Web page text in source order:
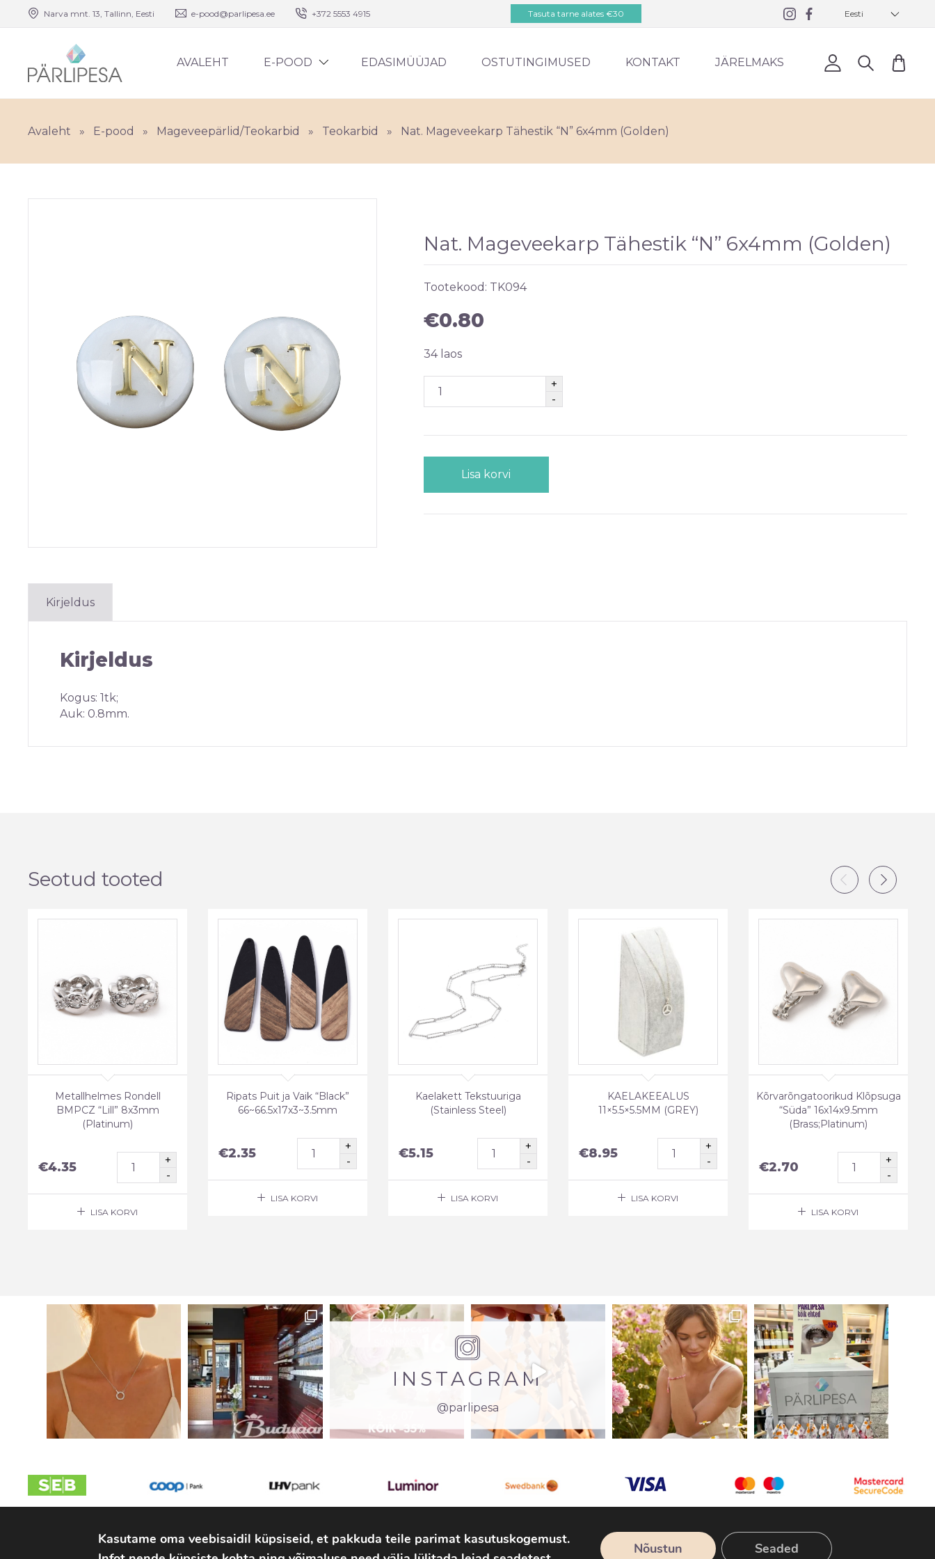
Narva mnt. 13, Tallinn, Eesti e-pood@parlipesa.ee +372 5553 4915 Tasuta tarne alates €30 Eesti
AVALEHT E-POOD EDASIMÜÜJAD OSTUTINGIMUSED KONTAKT JÄRELMAKS
Avaleht » E-pood » Mageveepärlid/Teokarbid » Teokarbid » Nat. Mageveekarp Tähestik “N” 6x4mm (Golden)
Nat. Mageveekarp Tähestik “N” 6x4mm (Golden)
Tootekood: TK094
€0.80
34 laos
Lisa korvi
Kirjeldus
Kirjeldus
Kogus: 1tk;
Auk: 0.8mm.
Seotud tooted
Metallhelmes Rondell
BMPCZ “Lill” 8x3mm
(Platinum)
€4.35
LISA KORVI
Ripats Puit ja Vaik “Black”
66~66.5x17x3~3.5mm
€2.35
LISA KORVI
Kaelakett Tekstuuriga
(Stainless Steel)
€5.15
LISA KORVI
KAELAKEEALUS
11×5.5×5.5MM (GREY)
€8.95
LISA KORVI
Kõrvarõngatoorikud Klõpsuga
“Süda” 16x14x9.5mm
(Brass;Platinum)
€2.70
LISA KORVI
INSTAGRAM
@parlipesa
2026 © Parlipesa OÜ Tellimine Ostutingimused
Kasutame oma veebisaidil küpsiseid, et pakkuda teile parimat kasutuskogemust.
Nõustun Seaded